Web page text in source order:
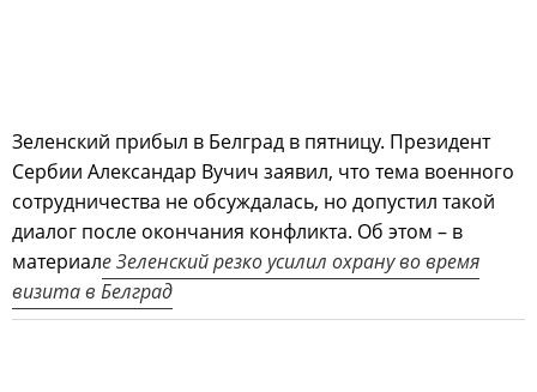
Зеленский прибыл в Белград в пятницу. Президент
Сербии Александар Вучич заявил, что тема военного
сотрудничества не обсуждалась, но допустил такой
диалог после окончания конфликта. Об этом – в
материале Зеленский резко усилил охрану во время
визита в Белград